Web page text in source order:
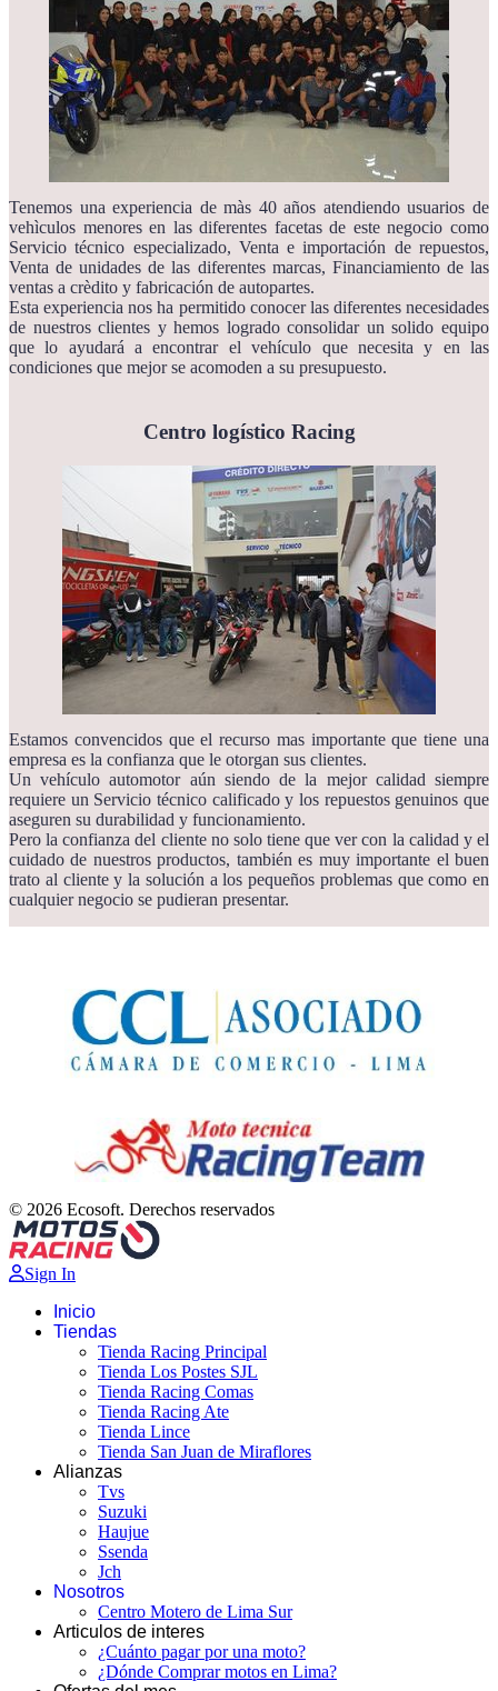
Tenemos una experiencia de màs 40 años atendiendo usuarios de
vehìculos menores en las diferentes facetas de este negocio como
Servicio técnico especializado, Venta e importación de repuestos,
Venta de unidades de las diferentes marcas, Financiamiento de las
ventas a crèdito y fabricación de autopartes.
Esta experiencia nos ha permitido conocer las diferentes necesidades
de nuestros clientes y hemos logrado consolidar un solido equipo
que lo ayudará a encontrar el vehículo que necesita y en las
condiciones que mejor se acomoden a su presupuesto.
Centro logístico Racing
Estamos convencidos que el recurso mas importante que tiene una
empresa es la confianza que le otorgan sus clientes.
Un vehículo automotor aún siendo de la mejor calidad siempre
requiere un Servicio técnico calificado y los repuestos genuinos que
aseguren su durabilidad y funcionamiento.
Pero la confianza del cliente no solo tiene que ver con la calidad y el
cuidado de nuestros productos, también es muy importante el buen
trato al cliente y la solución a los pequeños problemas que como en
cualquier negocio se pudieran presentar.
© 2026 Ecosoft. Derechos reservados
Sign In
Inicio
Tiendas
Tienda Racing Principal
Tienda Los Postes SJL
Tienda Racing Comas
Tienda Racing Ate
Tienda Lince
Tienda San Juan de Miraflores
Alianzas
Tvs
Suzuki
Haujue
Ssenda
Jch
Nosotros
Centro Motero de Lima Sur
Articulos de interes
¿Cuánto pagar por una moto?
¿Dónde Comprar motos en Lima?